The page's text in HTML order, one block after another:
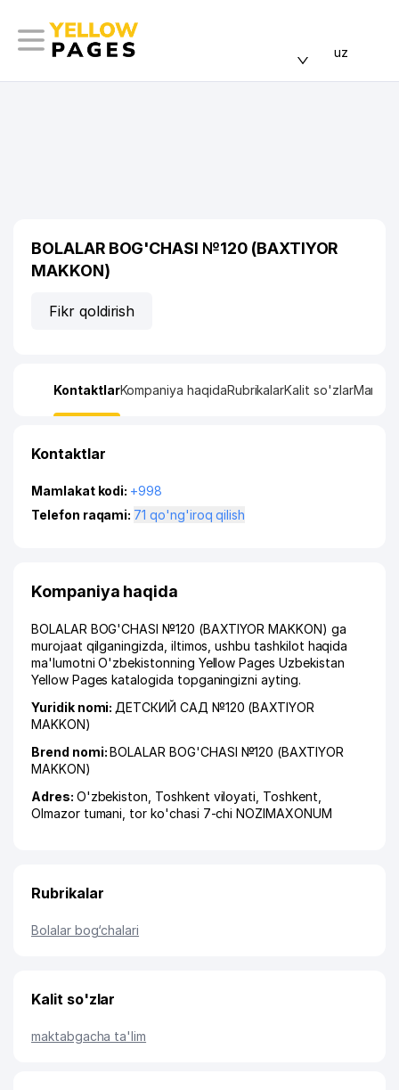
uz
BOLALAR BOG'CHASI №120 (BAXTIYOR
MAKKON)
Fikr qoldirish
KontaktlarKompaniya haqidaRubrikalarKalit so'zlarManzil
Kontaktlar
Mamlakat kodi: +998
Telefon raqami:
71 qo'ng'iroq qilish
Kompaniya haqida
BOLALAR BOG'CHASI №120 (BAXTIYOR MAKKON) ga
murojaat qilganingizda, iltimos, ushbu tashkilot haqida
ma'lumotni O'zbekistonning Yellow Pages Uzbekistan
Yellow Pages katalogida topganingizni ayting.
Yuridik nomi: ДЕТСКИЙ САД №120 (BAXTIYOR
MAKKON)
Brend nomi:BOLALAR BOG'CHASI №120 (BAXTIYOR
MAKKON)
Adres: O'zbekiston, Toshkent viloyati Toshkent
Olmazor tumani tor ko'chasi 7-chi NOZIMAXONUM
Rubrikalar
Bolalar bog‘chalari
Kalit so'zlar
maktabgacha ta'lim